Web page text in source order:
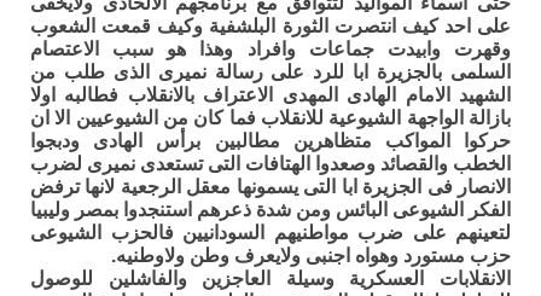
على احد كيف انتصرت الثورة البلشفية وكيف قمعت الشعوب
وقهرت وابيدت جماعات وافراد وهذا هو سبب الاعتصام
السلمى بالجزيرة ابا للرد على رسالة نميرى الذى طلب من
الشهيد الامام الهادى المهدى الاعتراف بالانقلاب فطالبه اولا
بازالة الواجهة الشيوعية للانقلاب فما كان من الشيوعيين الا ان
حركوا المواكب متظاهرين مطالبين برأس الهادى ودبجوا
الخطب والقصائد وصعدوا الهتافات التى تستعدى نميرى لضرب
الانصار فى الجزيرة ابا التى يسمونها معقل الرجعية لانها ترفض
الفكر الشيوعى البائس ومن شدة ذعرهم استنجدوا بمصر وليبيا
لتعينهم على ضرب مواطنيهم السودانيين فالحزب الشيوعى
حزب مستورد وهواه اجنبى ولايعرف وطن ولاوطنيه.
الانقلابات العسكرية وسيلة العاجزين والفاشلين للوصول